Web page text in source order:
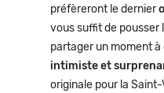
préfèreront le dernier
vous suffit de pousser
partager un moment à
intimiste et
originale pour la Saint-